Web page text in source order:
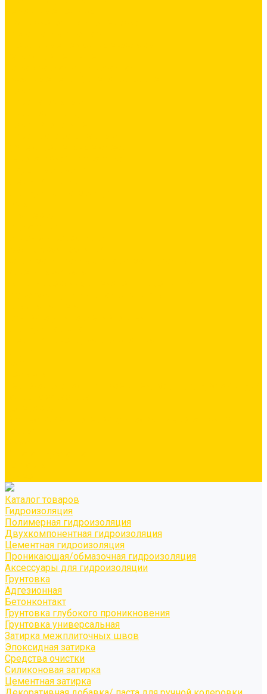
Каталог товаров
Гидроизоляция
Полимерная гидроизоляция
Двухкомпонентная гидроизоляция
Цементная гидроизоляция
Проникающая/обмазочная гидроизоляция
Аксессуары для гидроизоляции
Грунтовка
Адгезионная
Бетонконтакт
Грунтовка глубокого проникновения
Грунтовка универсальная
Затирка межплиточных швов
Эпоксидная затирка
Средства очистки
Силиконовая затирка
Цементная затирка